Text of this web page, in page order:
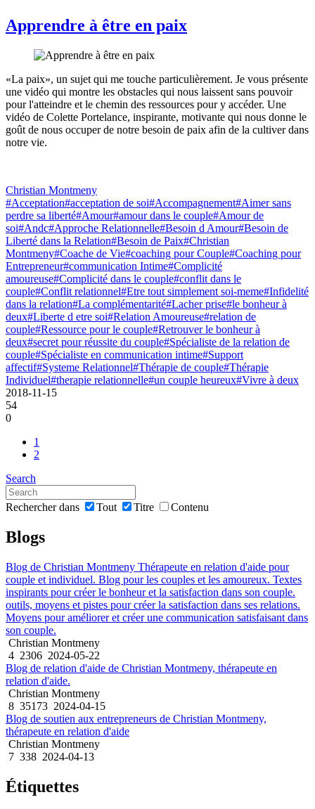
Apprendre à être en paix
«La paix», un sujet qui me touche particulièrement. Je vous présente
une vidéo qui montre les obstacles qui nous laissent sans pouvoir
pour l'atteindre et le chemin des ressources pour y accéder. Une
vidéo de Colette Portelance, inspirante, motivante qui nous donne le
goût de nous occuper de notre besoin de paix afin de la cultiver dans
notre vie.
Christian Montmeny
#Acceptation#acceptation de soi#Accompagnement#Aimer sans
perdre sa liberté#Amour#amour dans le couple#Amour de
soi#Andc#Approche Relationnelle#Besoin d Amour#Besoin de
Liberté dans la Relation#Besoin de Paix#Christian
Montmeny#Coache de Vie#coaching pour Couple#Coaching pour
Entrepreneur#communication Intime#Complicité
amoureuse#Complicité dans le couple#conflit dans le
couple#Conflit relationnel#Etre tout simplement soi-meme#Infidelité
dans la relation#La complémentarité#Lacher prise#le bonheur à
deux#Liberte d etre soi#Relation Amoureuse#relation de
couple#Ressource pour le couple#Retrouver le bonheur à
deux#secret pour réussite du couple#Spécialiste de la relation de
couple#Spécialiste en communication intime#Support
affectif#Systeme Relationnel#Thérapie de couple#Thérapie
Individuel#therapie relationnelle#un couple heureux#Vivre à deux
2018-11-15
54
0
1
2
Search
Rechercher dans Tout Titre Contenu
Blogs
Blog de Christian Montmeny Thérapeute en relation d'aide pour
couple et individuel. Blog pour les couples et les amoureux. Textes
inspirants pour créer le bonheur et la satisfaction dans son couple.
outils, moyens et pistes pour créer la satisfaction dans ses relations.
Moyens pour améliorer et créer une communication satisfaisant dans
son couple.
Christian Montmeny
4 2306 2024-05-22
Blog de relation d'aide de Christian Montmeny, thérapeute en
relation d'aide.
Christian Montmeny
8 35173 2024-04-15
Blog de soutien aux entrepreneurs de Christian Montmeny,
thérapeute en relation d'aide
Christian Montmeny
7 338 2024-04-13
Étiquettes